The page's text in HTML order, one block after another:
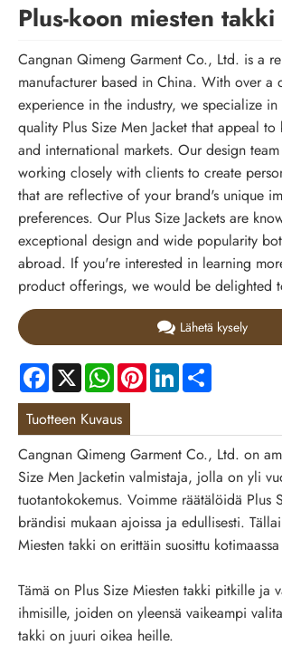
Plus-koon miesten takki
Cangnan Qimeng Garment Co., Ltd. is a
manufacturer based in China. With over a
experience in the industry, we specialize
quality Plus Size Men Jacket that appeal
and international markets. Our design
working closely with clients to create
that are reflective of your brand's unique
preferences. Our Plus Size Jackets are
exceptional design and wide popularity
abroad. If you're interested in learning
product offerings, we would be delighted
Lähetä kysely
Facebook
X WhatsApp
PinterestLinkedIn
Tuotteen Kuvaus
Cangnan Qimeng Garment Co., Ltd. on
Size Men Jacketin valmistaja, jolla on yli
tuotantokokemus. Voimme räätälöidä Plus
brändisi mukaan ajoissa ja edullisesti.
Miesten takki on erittäin suosittu
Tämä on Plus Size Miesten takki pitkille ja
ihmisille, joiden on yleensä vaikeampi
takki on juuri oikea heille.